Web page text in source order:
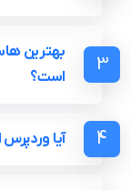
3
بهترین
است؟
4 آیا